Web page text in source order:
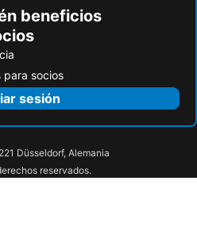
beneficios
socios
sesión
Düsseldorf, Alemania
reservados.